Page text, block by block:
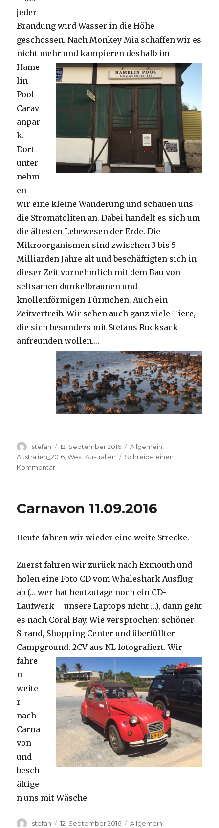
jeder
Brandung wird Wasser in die Höhe
geschossen. Nach Monkey Mia schaffen wir es
nicht mehr und kampieren deshalb im
Hame
lin
Pool
Carav
anpar
k.
Dort
unter
nehm
en
wir eine kleine Wanderung und schauen uns
die Stromatoliten an. Dabei handelt es sich um
die ältesten Lebewesen der Erde. Die
Mikroorganismen sind zwischen 3 bis 5
Milliarden Jahre alt und beschäftigten sich in
dieser Zeit vornehmlich mit dem Bau von
seltsamen dunkelbraunen und
knollenförmigen Türmchen. Auch ein
Zeitvertreib. Wir sehen auch ganz viele Tiere,
die sich besonders mit Stefans Rucksack
anfreunden wollen….
Autor
stefan
Veröffentlicht
am
12. September 2016 Kategorien
Allgemein
Australien_2016 ,West Australien
Schreibe einen
Kommentarzu
Carnavon 11.09.2016
Heute fahren wir wieder eine weite Strecke.
Zuerst fahren wir zurück nach Exmouth und
holen eine Foto CD vom Whaleshark Ausflug
ab (… wer hat heutzutage noch ein CD-
Laufwerk – unsere Laptops nicht …), dann geht
es nach Coral Bay. Wie versprochen: schöner
Strand, Shopping Center und überfüllter
Campground.2CV aus NL fotografiert. Wir
fahre
n
weite
r
nach
Carna
von
und
besch
äftige
n uns mit Wäsche.
Autor
stefan
Veröffentlicht
12. September 2016 Kategorien
Allgemein